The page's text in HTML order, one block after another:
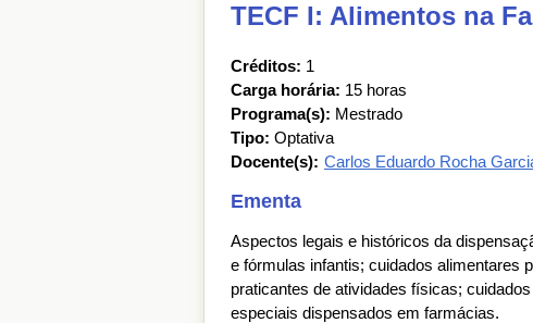
TECF I: Alimentos na
Créditos: 1
Carga horária: 15 horas
Programa(s): Mestrado
Tipo: Optativa
Docente(s): Carlos Eduardo Rocha
Ementa
Aspectos legais e históricos da
e fórmulas infantis; cuidados alimentares
praticantes de atividades físicas;
especiais dispensados em farmácias.